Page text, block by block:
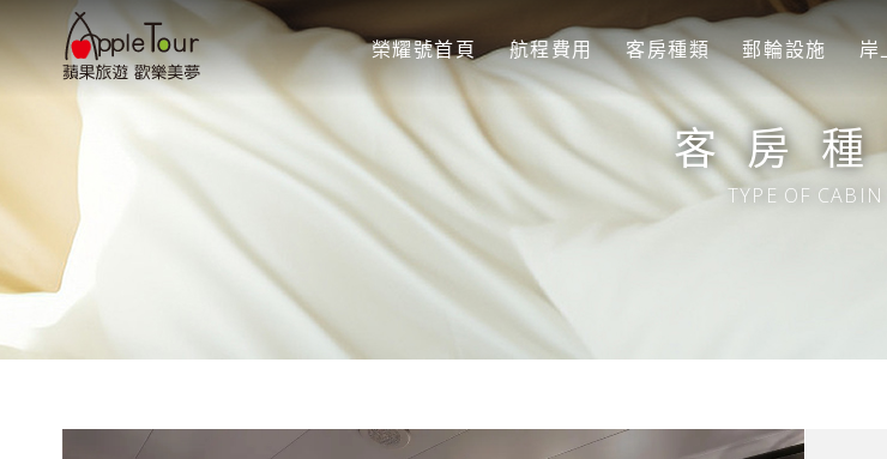
榮耀號首頁 航程費用 客房種類 郵輪設施 岸
客房
TYPE OF CABIN